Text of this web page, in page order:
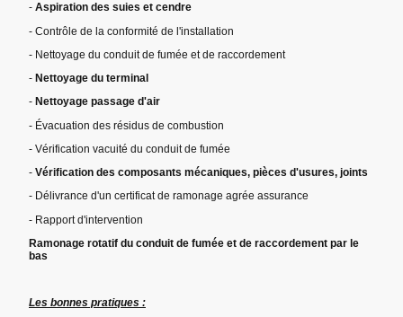
- Aspiration des suies et cendre
- Contrôle de la conformité de l'installation
- Nettoyage du conduit de fumée et de raccordement
- Nettoyage du terminal
- Nettoyage passage d'air
- Évacuation des résidus de combustion
- Vérification vacuité du conduit de fumée
- Vérification des composants mécaniques, pièces d'usures, joints
- Délivrance d'un certificat de ramonage agrée assurance
- Rapport d'intervention
Ramonage rotatif du conduit de fumée et de raccordement par le
bas
Les bonnes pratiques :